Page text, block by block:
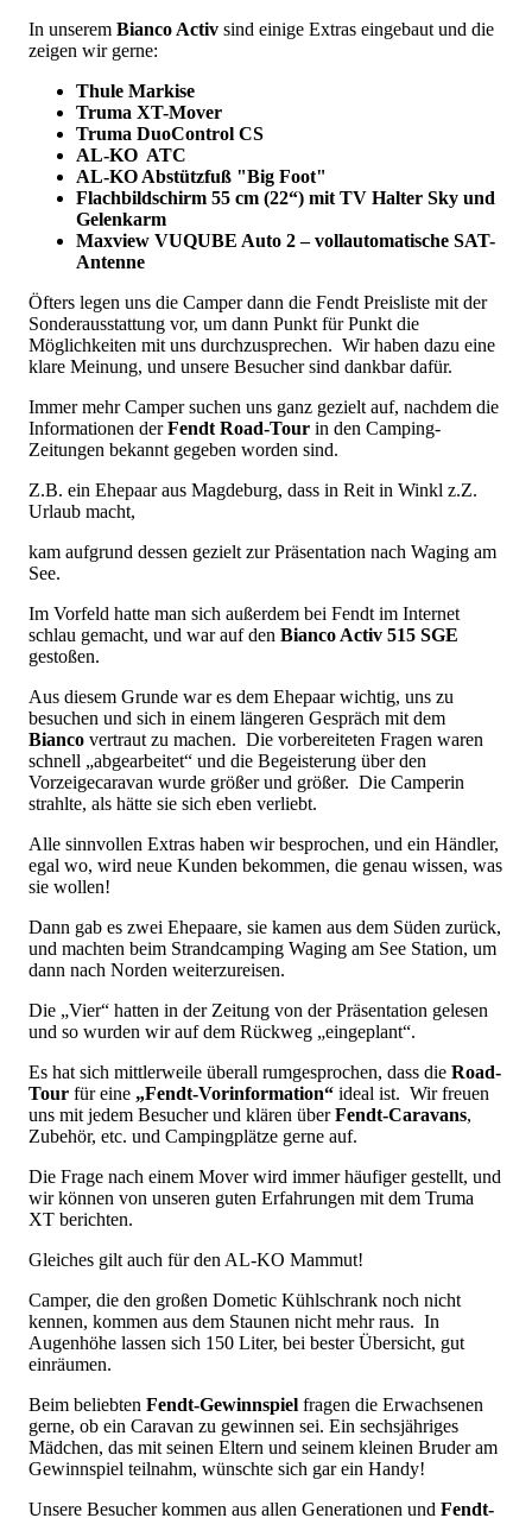
In unserem Bianco Activ sind einige Extras eingebaut und die
zeigen wir gerne:
Thule Markise
Truma XT-Mover
Truma DuoControl CS
AL-KO ATC
AL-KO Abstützfuß "Big Foot"
Flachbildschirm 55 cm (22“) mit TV Halter Sky und
Gelenkarm
Maxview VUQUBE Auto 2 – vollautomatische SAT-
Antenne
Öfters legen uns die Camper dann die Fendt Preisliste mit der
Sonderausstattung vor, um dann Punkt für Punkt die
Möglichkeiten mit uns durchzusprechen. Wir haben dazu eine
klare Meinung, und unsere Besucher sind dankbar dafür.
Immer mehr Camper suchen uns ganz gezielt auf, nachdem die
Informationen derFendt Road-Tour in den Camping-
Zeitungen bekannt gegeben worden sind.
Z.B. ein Ehepaar aus Magdeburg, dass in Reit in Winkl z.Z.
Urlaub macht,
kam aufgrund dessen gezielt zur Präsentation nach Waging am
See.
Im Vorfeld hatte man sich außerdem bei Fendt im Internet
schlau gemacht, und war auf den Bianco Activ 515 SGE
gestoßen.
Aus diesem Grunde war es dem Ehepaar wichtig, uns zu
besuchen und sich in einem längeren Gespräch mit dem
Bianco vertraut zu machen. Die vorbereiteten Fragen waren
schnell „abgearbeitet“ und die Begeisterung über den
Vorzeigecaravan wurde größer und größer. Die Camperin
strahlte, als hätte sie sich eben verliebt.
Alle sinnvollen Extras haben wir besprochen, und ein Händler,
egal wo, wird neue Kunden bekommen, die genau wissen, was
sie wollen!
Dann gab es zwei Ehepaare, sie kamen aus dem Süden zurück,
und machten beim Strandcamping Waging am See Station, um
dann nach Norden weiterzureisen.
Die „Vier“ hatten in der Zeitung von der Präsentation gelesen
und so wurden wir auf dem Rückweg „eingeplant“.
Es hat sich mittlerweile überall rumgesprochen, dass die Road-
Tour für eine „Fendt-Vorinformation“ ideal ist. Wir freuen
uns mit jedem Besucher und klären überFendt-Caravans,
Zubehör, etc. und Campingplätze gerne auf.
Die Frage nach einem Mover wird immer häufiger gestellt, und
wir können von unseren guten Erfahrungen mit dem Truma
XT berichten.
Gleiches gilt auch für den AL-KO Mammut!
Camper, die den großen Dometic Kühlschrank noch nicht
kennen, kommen aus dem Staunen nicht mehr raus. In
Augenhöhe lassen sich 150 Liter, bei bester Übersicht, gut
einräumen.
Beim beliebten Fendt-Gewinnspiel fragen die Erwachsenen
gerne, ob ein Caravan zu gewinnen sei. Ein sechsjähriges
Mädchen, das mit seinen Eltern und seinem kleinen Bruder am
Gewinnspiel teilnahm, wünschte sich gar ein Handy!
Unsere Besucher kommen aus allen Generationen und Fendt-